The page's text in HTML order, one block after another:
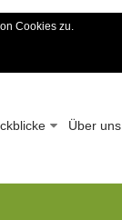
Über uns
Cookies zu.